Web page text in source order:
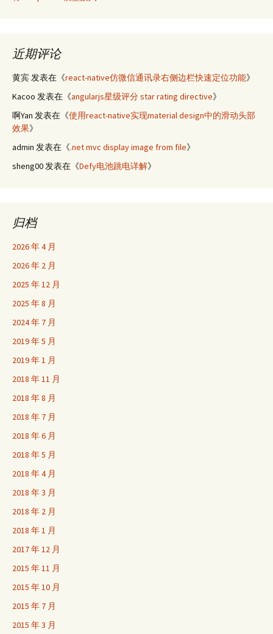
近期评论
黄宾发表在《react-native仿微信通讯录右侧边栏快速定位功能》
Kacoo 发表在《angularjs星级评分 star rating directive》
啊Yan 发表在《使用react-native实现material design中的滑动头部
效果》
admin 发表在《.net mvc display image from file》
sheng00发表在《Defy电池跳电详解》
归档
2026 年 4 月
2026 年 2 月
2025 年 12 月
2025 年 8 月
2024 年 7 月
2019 年 5 月
2019 年 1 月
2018 年 11 月
2018 年 8 月
2018 年 7 月
2018 年 6 月
2018 年 5 月
2018 年 4 月
2018 年 3 月
2018 年 2 月
2018 年 1 月
2017 年 12 月
2015 年 11 月
2015 年 10 月
2015 年 7 月
2015 年 3 月